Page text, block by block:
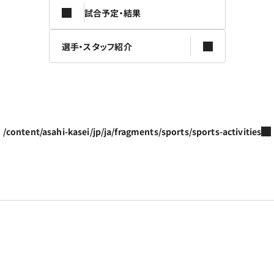
試合予定・結果
選手・スタッフ紹介
/content/asahi-kasei/jp/ja/fragments/sports/sports-activities